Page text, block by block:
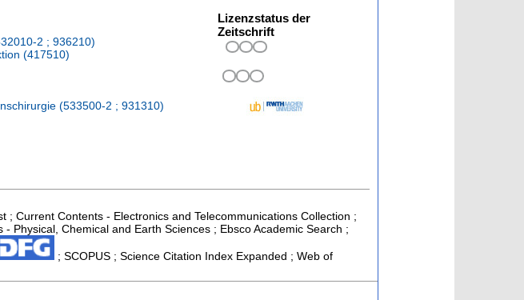
2 ; 936210)
(417510)
(533500-2 ; 931310)
Lizenzstatus der
Zeitschrift
; Current Contents - Electronics and Telecommunications Collection ;
Physical, Chemical and Earth Sciences ; Ebsco Academic Search ;
; SCOPUS ; Science Citation Index Expanded ; Web of